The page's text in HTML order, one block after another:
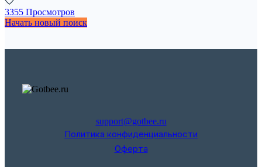
3355 Просмотров
Начать новый поиск
support@gotbee.ru
Политика конфиденциальности
Оферта